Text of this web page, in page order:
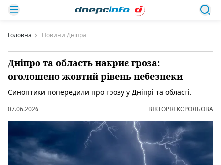
Головна Новини Дніпра
Дніпро та область накриє гроза:
оголошено жовтий рівень небезпеки
Синоптики попередили про грозу у Дніпрі та області.
07.06.2026 ВІКТОРІЯ КОРОЛЬОВА